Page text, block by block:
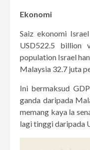
Ekonomi
Saiz ekonomi
USD522.5 billion
population Israel
Malaysia 32.7 juta
Ini bermaksud
ganda daripada
memang kaya la
lagi tinggi daripada